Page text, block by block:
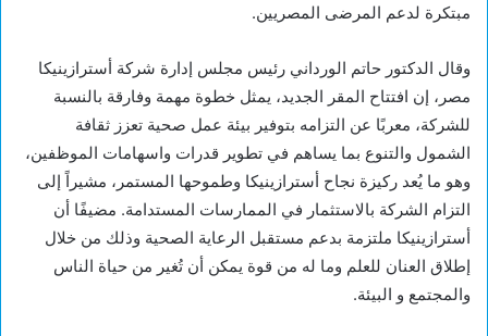
مبتكرة لدعم المرضى المصريين.
وقال الدكتور حاتم الورداني رئيس مجلس إدارة شركة أسترازينيكا
مصر، إن افتتاح المقر الجديد، يمثل خطوة مهمة وفارقة بالنسبة
للشركة، معربًا عن التزامه بتوفير بيئة عمل صحية تعزز ثقافة
الشمول والتنوع بما يساهم في تطوير قدرات واسهامات الموظفين،
وهو ما يُعد ركيزة نجاح أسترازينيكا وطموحها المستمر، مشيراً إلى
التزام الشركة بالاستثمار في الممارسات المستدامة. مضيفًا أن
أسترازينيكا ملتزمة بدعم مستقبل الرعاية الصحية وذلك من خلال
إطلاق العنان للعلم وما له من قوة يمكن أن تُغير من حياة الناس
والمجتمع و البيئة.